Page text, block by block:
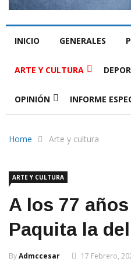
INICIO GENERALES
ARTE Y CULTURA
OPINIÓN INFORME
Home Arte y cultura
ARTE Y CULTURA
A los 77
Paquita la
ByAdmccesar 17 Febrero,